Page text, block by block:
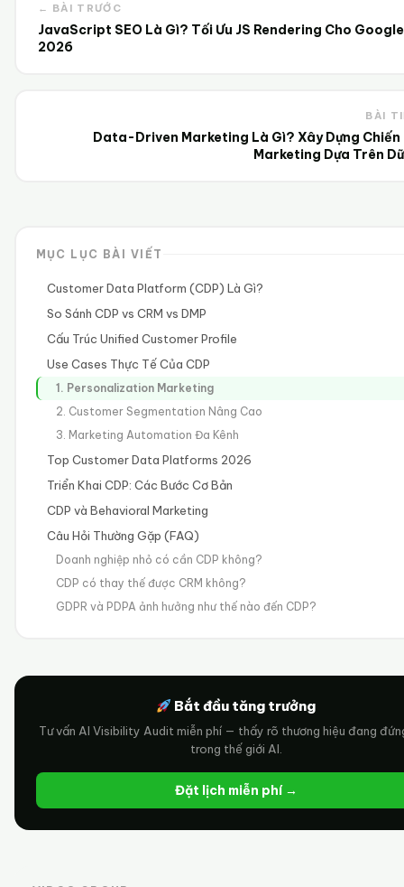
← BÀI TRƯỚC
JavaScript SEO Là Gì? Tối Ưu JS Rendering Cho Google
2026
BÀI
Data-Driven Marketing Là Gì? Xây Dựng Chiến
Marketing Dựa Trên
MỤC LỤC BÀI VIẾT
Customer Data Platform (CDP) Là Gì?
So Sánh CDP vs CRM vs DMP
Cấu Trúc Unified Customer Profile
Use Cases Thực Tế Của CDP
1. Personalization Marketing
2. Customer Segmentation Nâng Cao
3. Marketing Automation Đa Kênh
Top Customer Data Platforms 2026
Triển Khai CDP: Các Bước Cơ Bản
CDP và Behavioral Marketing
Câu Hỏi Thường Gặp (FAQ)
Doanh nghiệp nhỏ có cần CDP không?
CDP có thay thế được CRM không?
GDPR và PDPA ảnh hưởng như thế nào đến CDP?
Bắt đầu tăng trưởng
Tư vấn AI Visibility Audit miễn phí — thấy rõ thương hiệu đang
trong thế giới AI.
Đặt lịch miễn phí →